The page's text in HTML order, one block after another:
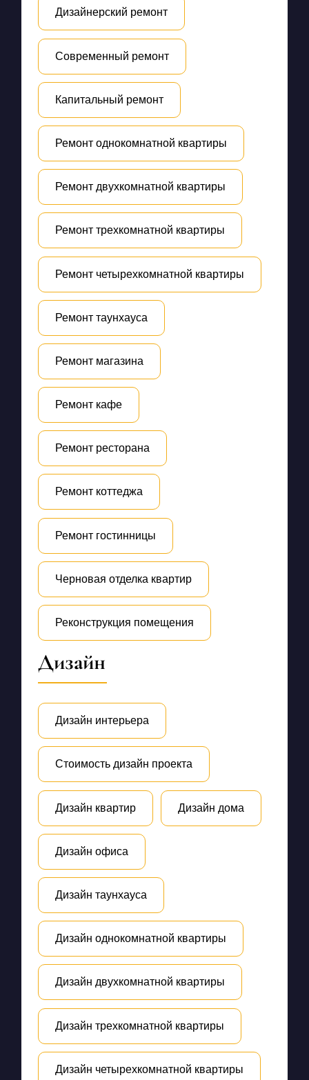
Дизайнерский ремонт
Современный ремонт
Капитальный ремонт
Ремонт однокомнатной квартиры
Ремонт двухкомнатной квартиры
Ремонт трехкомнатной квартиры
Ремонт четырехкомнатной квартиры
Ремонт таунхауса
Ремонт магазина
Ремонт кафе
Ремонт ресторана
Ремонт коттеджа
Ремонт гостинницы
Черновая отделка квартир
Реконструкция помещения
Дизайн
Дизайн интерьера
Стоимость дизайн проекта
Дизайн квартир Дизайн дома
Дизайн офиса
Дизайн таунхауса
Дизайн однокомнатной квартиры
Дизайн двухкомнатной квартиры
Дизайн трехкомнатной квартиры
Дизайн четырехкомнатной квартиры